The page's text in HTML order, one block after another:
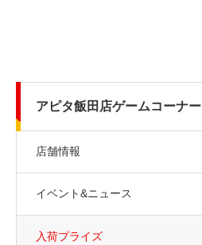
アピタ飯田店ゲームコーナー
店舗情報
イベント&ニュース
入荷プライズ